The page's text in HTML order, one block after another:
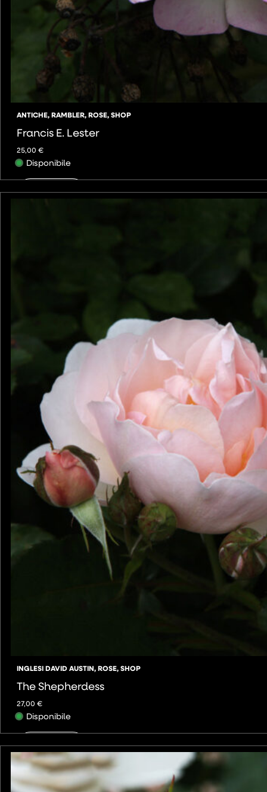
ANTICHE,RAMBLER,ROSE,SHOP
Francis E. Lester
25,00 €
Disponibile
AGGIUNGI
INGLESI DAVID AUSTIN,ROSE,SHOP
The Shepherdess
27,00 €
Disponibile
AGGIUNGI